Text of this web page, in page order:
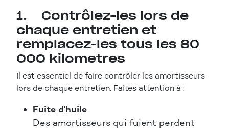
1. Contrôlez-les lors de
chaque entretien et
remplacez-les tous les 80
000 kilomètres
Il est essentiel de faire contrôler les amortisseurs
lors de chaque entretien. Faites attention à :
Fuite d'huile
Des amortisseurs qui fuient perdent